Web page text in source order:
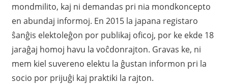
mondmilito, kaj ni demandas pri nia mondkoncepto
en abundaj informoj. En 2015 la japana registaro
ŝanĝis elektoleĝon por publikaj oficoj, por ke ekde 18
jaraĝaj homoj havu la voĉdonrajton. Gravas ke, ni
mem kiel suvereno elektu la ĝustan informon pri la
socio por prijuĝi kaj praktiki la rajton.